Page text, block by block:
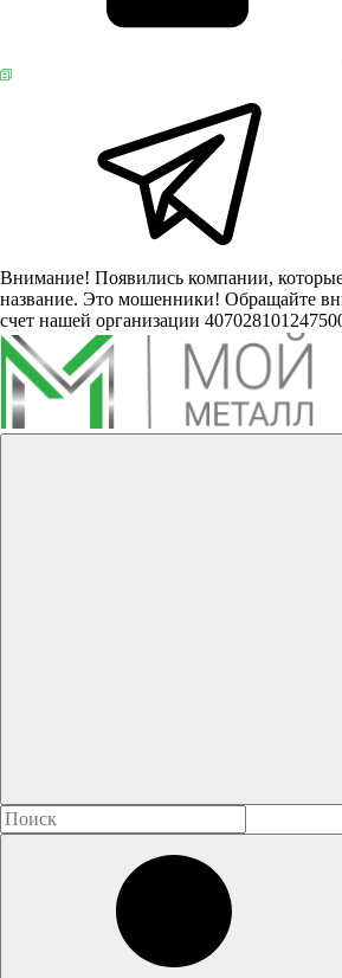
Внимание! Появились компании,
название. Это мошенники! Обращайте
счет нашей организации